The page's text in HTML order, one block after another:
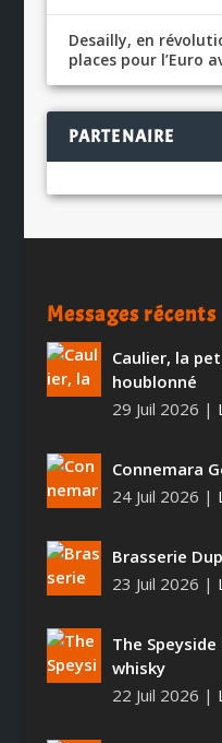
Desailly, en
places pour l’Euro
PARTENAIRE
Messages récents
Caulier, la
houblonné
29 Juil 2026 |
Connemara
24 Juil 2026 |
Brasserie
23 Juil 2026 |
The
whisky
22 Juil 2026 |